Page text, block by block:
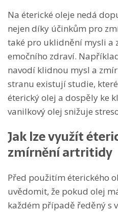
Na éterické oleje nedá
nejen díky účinkům pro
také pro uklidnění mysli a
emočního zdraví.
navodí klidnou mysl a
stranu existují studie,
éterický olej a dospěly ke
vanilkový olej snižuje
Jak lze využít
zmírnění artritidy
Před použitím éterického
uvědomit, že pokud olej
každém případě ředěný s